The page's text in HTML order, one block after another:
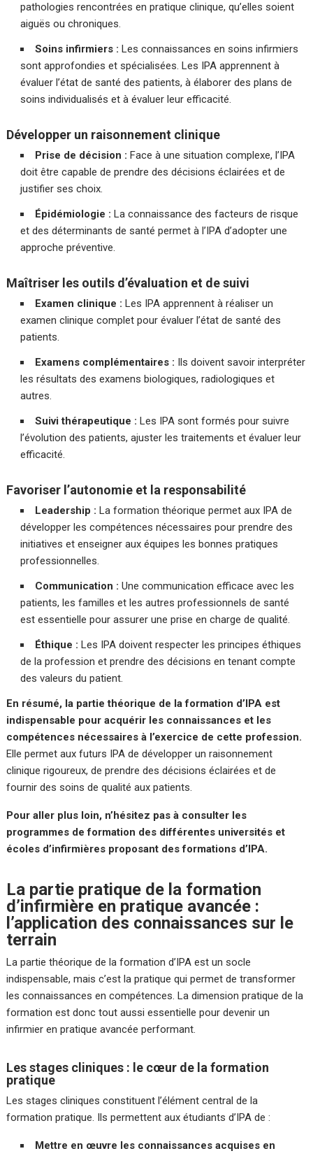
pathologies rencontrées en pratique clinique, qu’elles soient
aiguës ou chroniques.
Soins infirmiers : Les connaissances en soins infirmiers
sont approfondies et spécialisées. Les IPA apprennent à
évaluer l’état de santé des patients, à élaborer des plans de
soins individualisés et à évaluer leur efficacité.
Développer un raisonnement clinique
Prise de décision : Face à une situation complexe, l’IPA
doit être capable de prendre des décisions éclairées et de
justifier ses choix.
Épidémiologie : La connaissance des facteurs de risque
et des déterminants de santé permet à l’IPA d’adopter une
approche préventive.
Maîtriser les outils d’évaluation et de suivi
Examen clinique : Les IPA apprennent à réaliser un
examen clinique complet pour évaluer l’état de santé des
patients.
Examens complémentaires : Ils doivent savoir interpréter
les résultats des examens biologiques, radiologiques et
autres.
Suivi thérapeutique : Les IPA sont formés pour suivre
l’évolution des patients, ajuster les traitements et évaluer leur
efficacité.
Favoriser l’autonomie et la responsabilité
Leadership : La formation théorique permet aux IPA de
développer les compétences nécessaires pour prendre des
initiatives et enseigner aux équipes les bonnes pratiques
professionnelles.
Communication : Une communication efficace avec les
patients, les familles et les autres professionnels de santé
est essentielle pour assurer une prise en charge de qualité.
Éthique : Les IPA doivent respecter les principes éthiques
de la profession et prendre des décisions en tenant compte
des valeurs du patient.
En résumé, la partie théorique de la formation d’IPA est
indispensable pour acquérir les connaissances et les
compétences nécessaires à l’exercice de cette profession.
Elle permet aux futurs IPA de développer un raisonnement
clinique rigoureux, de prendre des décisions éclairées et de
fournir des soins de qualité aux patients.
Pour aller plus loin, n’hésitez pas à consulter les
programmes de formation des différentes universités et
écoles d’infirmières proposant des formations d’IPA.
La partie pratique de la formation
d’infirmière en pratique avancée :
l’application des connaissances sur le
terrain
La partie théorique de la formation d’IPA est un socle
indispensable, mais c’est la pratique qui permet de transformer
les connaissances en compétences. La dimension pratique de la
formation est donc tout aussi essentielle pour devenir un
infirmier en pratique avancée performant.
Les stages cliniques : le cœur de la formation
pratique
Les stages cliniques constituent l’élément central de la
formation pratique. Ils permettent aux étudiants d’IPA de :
Mettre en œuvre les connaissances acquises en